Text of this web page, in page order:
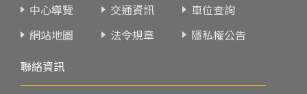
中心導覽
交通資訊
車位查詢
網站地圖
法令規章
隱私權公告
聯絡資訊